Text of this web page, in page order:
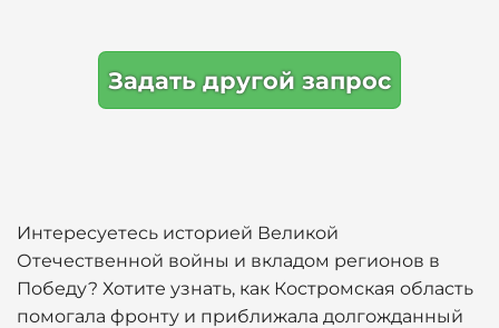
Задать другой запрос
Интересуетесь историей Великой
Отечественной войны и вкладом регионов в
Победу? Хотите узнать, как Костромская область
помогала фронту и приближала долгожданный